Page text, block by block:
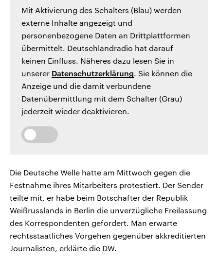
Mit Aktivierung des Schalters (Blau) werden
externe Inhalte angezeigt und
personenbezogene Daten an Drittplattformen
übermittelt. Deutschlandradio hat darauf
keinen Einfluss. Näheres dazu lesen Sie in
unserer Datenschutzerklärung. Sie können die
Anzeige und die damit verbundene
Datenübermittlung mit dem Schalter (Grau)
jederzeit wieder deaktivieren.
Die Deutsche Welle hatte am Mittwoch gegen die
Festnahme ihres Mitarbeiters protestiert. Der Sender
teilte mit, er habe beim Botschafter der Republik
Weißrusslands in Berlin die unverzügliche Freilassung
des Korrespondenten gefordert. Man erwarte
rechtsstaatliches Vorgehen gegenüber akkreditierten
Journalisten, erklärte die DW.